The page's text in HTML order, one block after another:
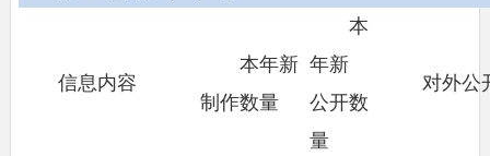
信息内容
本年新
制作数量
本
年新
公开数
量
对外公